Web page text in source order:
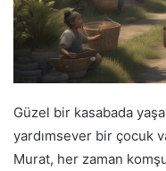
Güzel bir kasabada
yardımsever bir çocuk
Murat, her zaman